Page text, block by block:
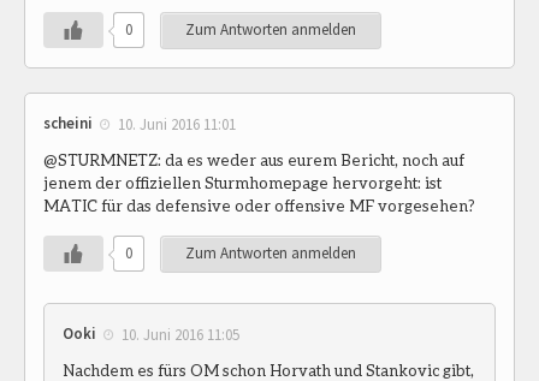
0 Zum Antworten anmelden
scheini 10. Juni 2016 11:01
@STURMNETZ: da es weder aus eurem Bericht, noch auf
jenem der offiziellen Sturmhomepage hervorgeht: ist
MATIC für das defensive oder offensive MF vorgesehen?
0 Zum Antworten anmelden
Ooki 10. Juni 2016 11:05
Nachdem es fürs OM schon Horvath und Stankovic gibt,